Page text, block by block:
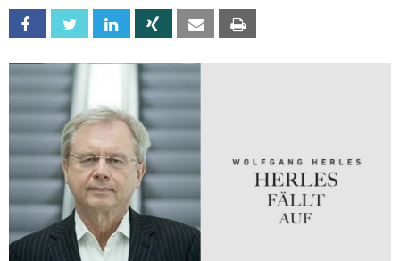
Facebook Twitter Linkedin Xing Email